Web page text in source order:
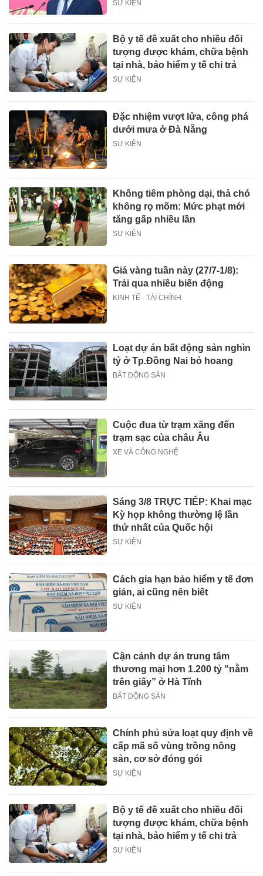
SỰ KIỆN
Bộ y tế đề xuất cho nhiều đối
tượng được khám, chữa bệnh
tại nhà, bảo hiểm y tế chi trả
SỰ KIỆN
Đặc nhiệm vượt lửa, công phá
dưới mưa ở Đà Nẵng
SỰ KIỆN
Không tiêm phòng dại, thả chó
không rọ mõm: Mức phạt mới
tăng gấp nhiều lần
SỰ KIỆN
Giá vàng tuần này (27/7-1/8):
Trải qua nhiều biến động
KINH TẾ - TÀI CHÍNH
Loạt dự án bất động sản nghìn
tỷ ở Tp.Đồng Nai bỏ hoang
BẤT ĐỘNG SẢN
Cuộc đua từ trạm xăng đến
trạm sạc của châu Âu
XE VÀ CÔNG NGHỆ
Sáng 3/8 TRỰC TIẾP: Khai mạc
Kỳ họp không thường lệ lần
thứ nhất của Quốc hội
SỰ KIỆN
Cách gia hạn bảo hiểm y tế đơn
giản, ai cũng nên biết
SỰ KIỆN
Cận cảnh dự án trung tâm
thương mại hơn 1.200 tỷ “nằm
trên giấy” ở Hà Tĩnh
BẤT ĐỘNG SẢN
Chính phủ sửa loạt quy định về
cấp mã số vùng trồng nông
sản, cơ sở đóng gói
SỰ KIỆN
Bộ y tế đề xuất cho nhiều đối
tượng được khám, chữa bệnh
tại nhà, bảo hiểm y tế chi trả
SỰ KIỆN